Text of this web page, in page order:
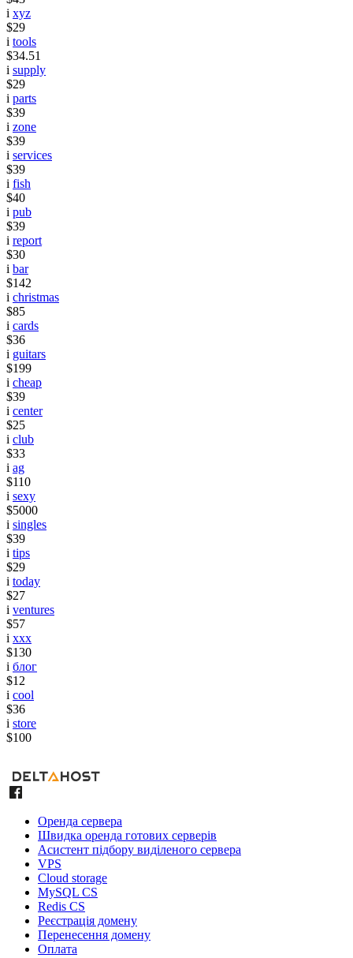
i xyz
$29
i tools
$34.51
i supply
$29
i parts
$39
i zone
$39
i services
$39
i fish
$40
i pub
$39
i report
$30
i bar
$142
i christmas
$85
i cards
$36
i guitars
$199
i cheap
$39
i center
$25
i club
$33
i ag
$110
i sexy
$5000
i singles
$39
i tips
$29
i today
$27
i ventures
$57
i xxx
$130
i блог
$12
i cool
$36
i store
$100
Оренда сервера
Швидка оренда готових серверів
Асистент підбору виділеного сервера
VPS
Cloud storage
MySQL CS
Redis CS
Реєстрація домену
Перенесення домену
Оплата